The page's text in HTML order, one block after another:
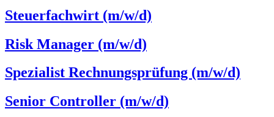
Steuerfachwirt (m/w/d)
Risk Manager (m/w/d)
Spezialist Rechnungsprüfung (m/w/d)
Senior Controller (m/w/d)